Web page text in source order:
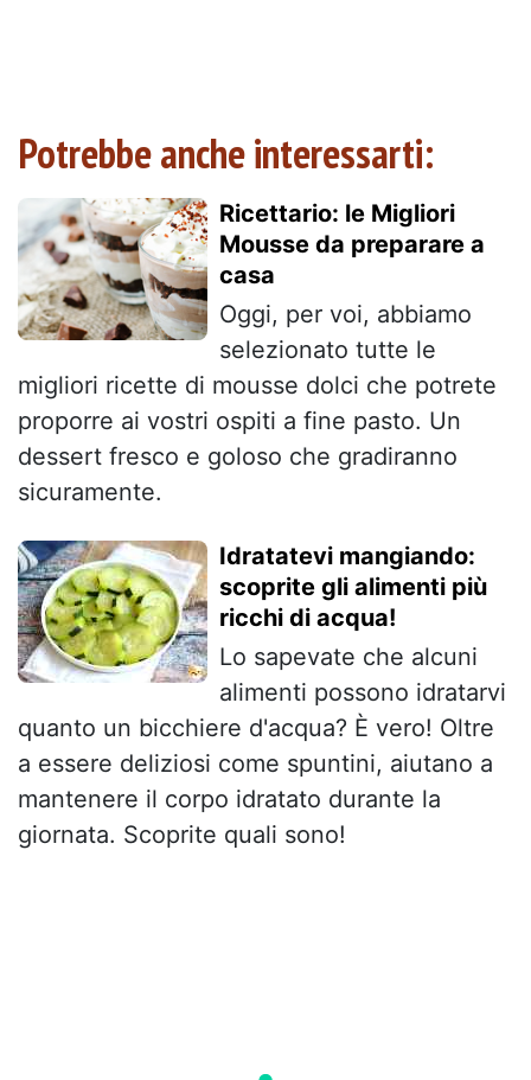
Potrebbe anche interessarti:
Ricettario: le Migliori
Mousse da preparare a
casa
Oggi, per voi, abbiamo
selezionato tutte le
migliori ricette di mousse dolci che potrete
proporre ai vostri ospiti a fine pasto. Un
dessert fresco e goloso che gradiranno
sicuramente.
Idratatevi mangiando:
scoprite gli alimenti più
ricchi di acqua!
Lo sapevate che alcuni
alimenti possono idratarvi
quanto un bicchiere d'acqua? È vero! Oltre
a essere deliziosi come spuntini, aiutano a
mantenere il corpo idratato durante la
giornata. Scoprite quali sono!